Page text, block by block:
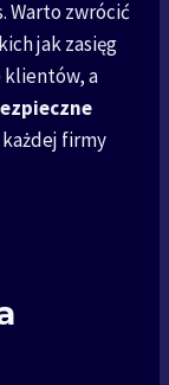
Warto zwrócić
jak zasięg
klientów, a
firmy